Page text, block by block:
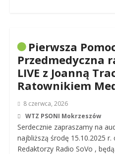
Pierwsza
Przedmedyczna
LIVE z Joanną
Ratownikiem
8 czerwca, 2026
WTZ PSONI Mokrzeszów
Serdecznie zapraszamy na
najbliższą środę 15.10.2025 r.
Redaktorzy Radio SoVo ,